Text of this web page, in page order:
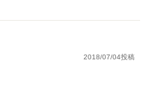
2018/07/04投稿